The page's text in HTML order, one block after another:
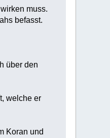
muss.
befasst.
über den
welche er
Koran und